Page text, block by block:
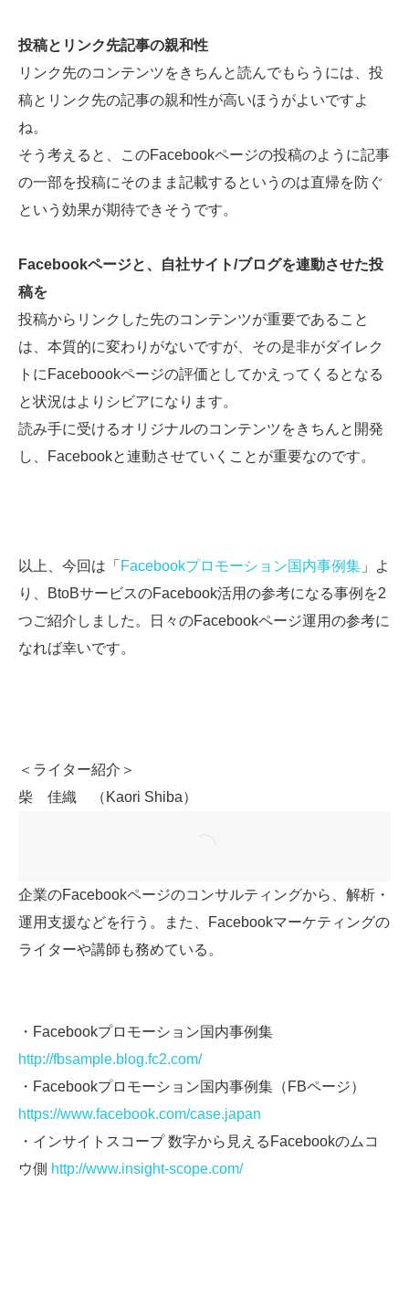
投稿とリンク先記事の親和性
リンク先のコンテンツをきちんと読んでもらうには、投
稿とリンク先の記事の親和性が高いほうがよいですよ
ね。
そう考えると、このFacebookページの投稿のように記事
の一部を投稿にそのまま記載するというのは直帰を防ぐ
という効果が期待できそうです。
Facebookページと、自社サイト/ブログを連動させた投
稿を
投稿からリンクした先のコンテンツが重要であること
は、本質的に変わりがないですが、その是非がダイレク
トにFaceboookページの評価としてかえってくるとなる
と状況はよりシビアになります。
読み手に受けるオリジナルのコンテンツをきちんと開発
し、Facebookと連動させていくことが重要なのです。
以上、今回は「 Facebookプロモーション国内事例集 」よ
り、BtoBサービスのFacebook活用の参考になる事例を2
つご紹介しました。日々のFacebookページ運用の参考に
なれば幸いです。
＜ライター紹介＞
柴 佳織 （Kaori Shiba）
企業のFacebookページのコンサルティングから、解析・
運用支援などを行う。また、Facebookマーケティングの
ライターや講師も務めている。
・Facebookプロモーション国内事例集
http://fbsample.blog.fc2.com/
・Facebookプロモーション国内事例集（FBページ）
https://www.facebook.com/case.japan
・インサイトスコープ 数字から見えるFacebookのムコ
ウ側 http://www.insight-scope.com/